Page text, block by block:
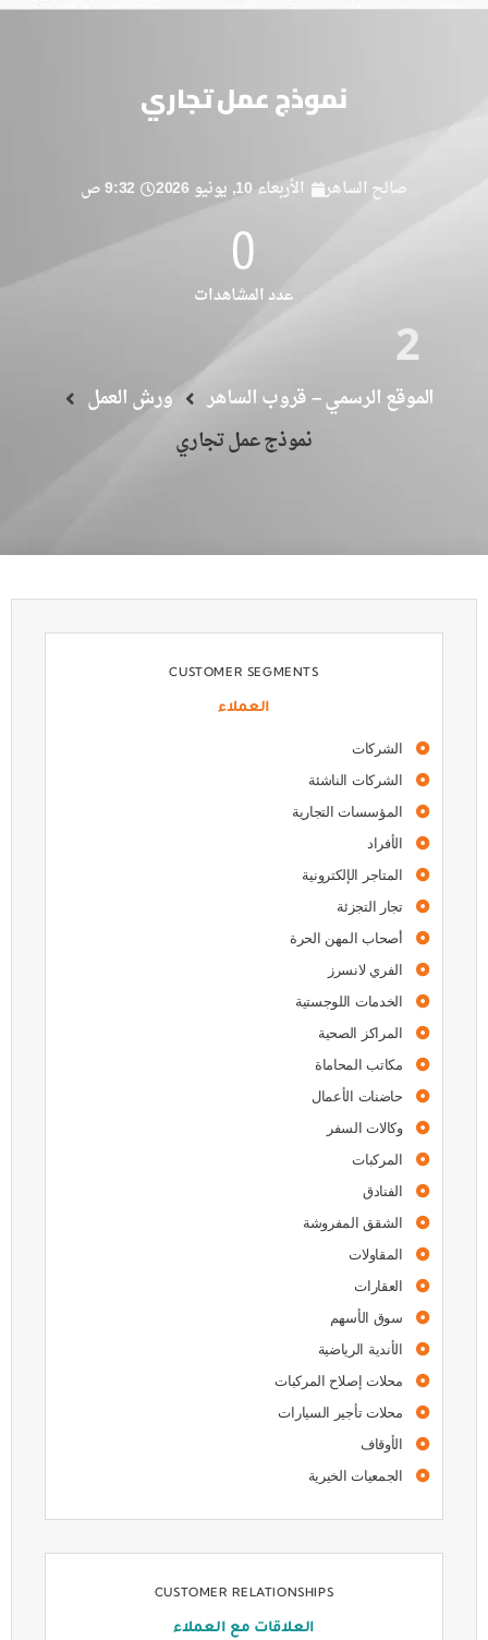
نموذج عمل تجاري
صالح الساهر الأربعاء 10, يونيو 2026 9:32 ص
عدد المشاهدات
0
2
الموقع الرسمي – قروب الساهر
ورش العمل
نموذج عمل تجاري
CUSTOMER SEGMENTS
العملاء
الشركات
الشركات الناشئة
المؤسسات التجارية
الأفراد
المتاجر الإلكترونية
تجار التجزئة
أصحاب المهن الحرة
الفري لانسرز
الخدمات اللوجستية
المراكز الصحية
مكاتب المحاماة
حاضنات الأعمال
وكالات السفر
المركبات
الفنادق
الشقق المفروشة
المقاولات
العقارات
سوق الأسهم
الأندية الرياضية
محلات إصلاح المركبات
محلات تأجير السيارات
الأوقاف
الجمعيات الخيرية
CUSTOMER RELATIONSHIPS
العلاقات مع العملاء